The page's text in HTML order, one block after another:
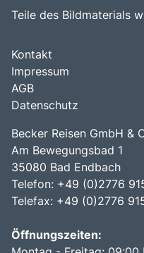
Teile des Bildmaterials
Kontakt
Impressum
AGB
Datenschutz
Becker Reisen GmbH &
Am Bewegungsbad 1
35080 Bad Endbach
Telefon: +49 (0)2776
Telefax: +49 (0)2776
Öffnungszeiten: